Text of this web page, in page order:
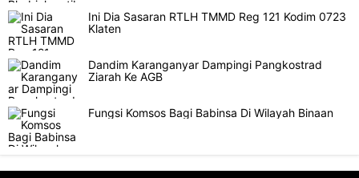
Ini Dia Sasaran RTLH TMMD Reg 121 Kodim 0723
Klaten
Dandim Karanganyar Dampingi Pangkostrad
Ziarah Ke AGB
Fungsi Komsos Bagi Babinsa Di Wilayah Binaan